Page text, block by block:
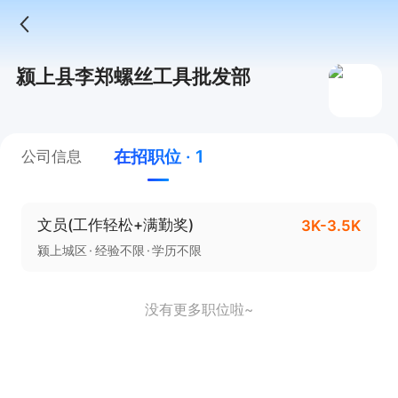
颍上县李郑螺丝工具批发部
公司信息 在招职位 · 1
文员(工作轻松+满勤奖) 3K-3.5K
颍上城区 经验不限 学历不限
没有更多职位啦~